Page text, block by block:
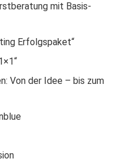
mit Basis-
Erfolgspaket“
Von der Idee – bis zum